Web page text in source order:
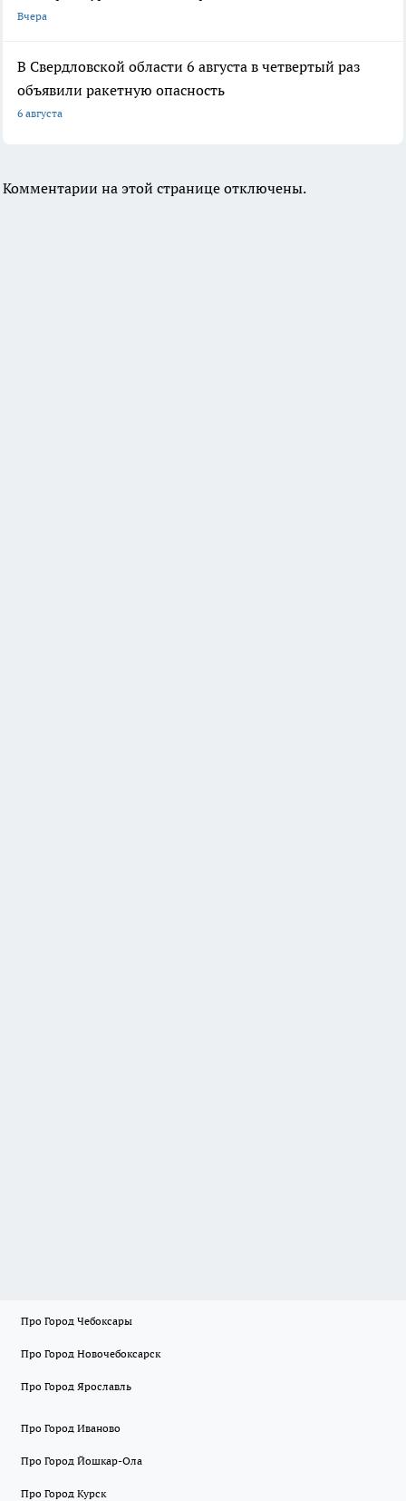
Вчера
В Свердловской области 6 августа в четвертый раз
объявили ракетную опасность
6 августа
Комментарии на этой странице отключены.
Про Город Чебоксары
Про Город Новочебоксарск
Про Город Ярославль
Про Город Иваново
Про Город Йошкар-Ола
Про Город Курск